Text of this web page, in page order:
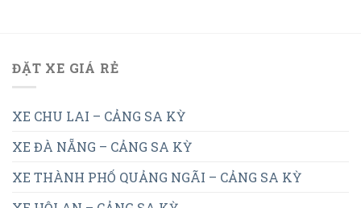
ĐẶT XE GIÁ RẺ
XE CHU LAI – CẢNG SA KỲ
XE ĐÀ NẴNG – CẢNG SA KỲ
XE THÀNH PHỐ QUẢNG NGÃI – CẢNG SA KỲ